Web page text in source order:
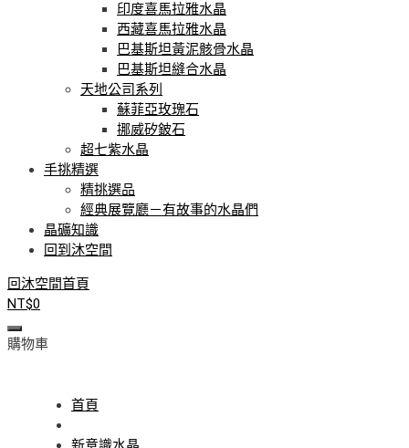
印度喜馬拉雅水晶
西藏喜馬拉雅水晶
巴基斯坦黃泥骸骨水晶
巴基斯坦縫合水晶
天地公司系列
蘇菲亞玫瑰石
挪威矽鈹石
超七紫水晶
手挑精選
精挑選品
經典展覽廳－有故事的水晶們
晶礦知識
回到沐空間
回沐空間首頁
NT$0
購物車
首頁